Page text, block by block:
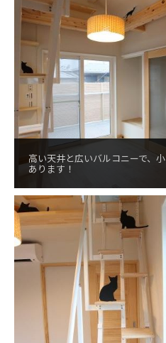
高い天井と広いバルコニーで、
あります！